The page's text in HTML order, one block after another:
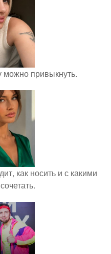
можно привыкнуть.
как носить и с какими